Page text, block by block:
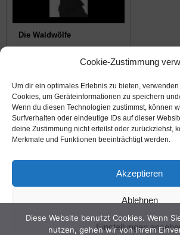
Cookie-Zustimmung
Um dir ein optimales Erlebnis zu bieten,
Cookies, um Geräteinformationen zu speichern
Wenn du diesen Technologien zustimmst, können
Surfverhalten oder eindeutige IDs auf dieser
deine Zustimmung nicht erteilst oder zurückziehst,
Merkmale und Funktionen beeinträchtigt werden.
Akzeptieren
Ablehnen
Einstellungen
Die Waldwölfe
Suffusion theme by Sayontan Sinha
Diese Website benutzt Cookies. Wenn
nutzen, gehen wir von Ihrem